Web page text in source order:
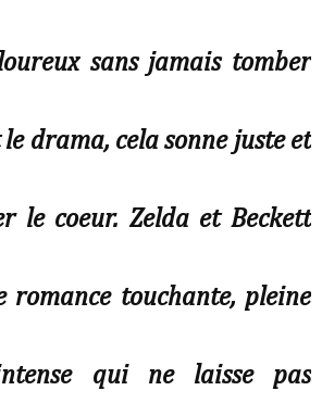
sans jamais tomber
le drama, cela sonne juste et
le coeur. Zelda et Beckett
romance touchante, pleine
qui ne laisse pas